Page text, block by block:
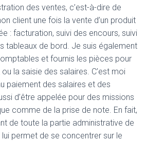
des ventes, c’est-à-dire de
client une fois la vente d’un produit
: facturation, suivi des encours, suivi
tableaux de bord. Je suis également
et fournis les pièces pour
la saisie des salaires. C’est moi
paiement des salaires et des
d’être appelée pour des missions
comme de la prise de note. En fait,
de toute la partie administrative de
permet de se concentrer sur le